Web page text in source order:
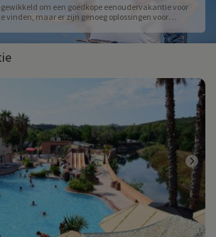
om een goedkope eenoudervakantie voor
vinden, maar er zijn genoeg oplossingen voor
voor alleenstaande ouders en goedkope
ouders, er zijn verschillende opties om
houden terwijl je er echt even tussenuit gaat met je
aantrekkelijke prijzen en speciale aanbiedingen
in Frankrijk, ideaal om er even tussenuit te gaan
te breken. Ter plaatse garanderen clubs voor
activiteiten voor kinderen met een alleenstaande
vakantie die in balans is tussen ontspanning en
vakantie voor alleenstaande ouders maken
en een betaalbare accommodatie het verschil. Of
weekendje weg of een langere solovakantie met
uit deze vele ideeën voor een solo-oudervakantie om
te creëren zonder je budget op te blazen.